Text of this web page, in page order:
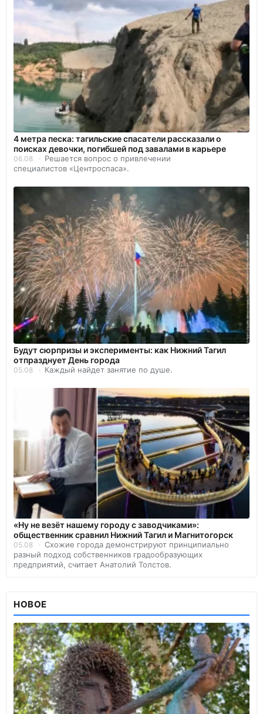
4 метра песка: тагильские спасатели рассказали о
поисках девочки, погибшей под завалами в карьере
06.08
Решается вопрос о привлечении
специалистов «Центроспаса».
Будут сюрпризы и эксперименты: как Нижний Тагил
отпразднует День города
05.08 Каждый найдет занятие по душе.
«Ну не везёт нашему городу с заводчиками»:
общественник сравнил Нижний Тагил и Магнитогорск
05.08
Схожие города демонстрируют принципиально
разный подход собственников градообразующих
предприятий, считает Анатолий Толстов.
НОВОЕ